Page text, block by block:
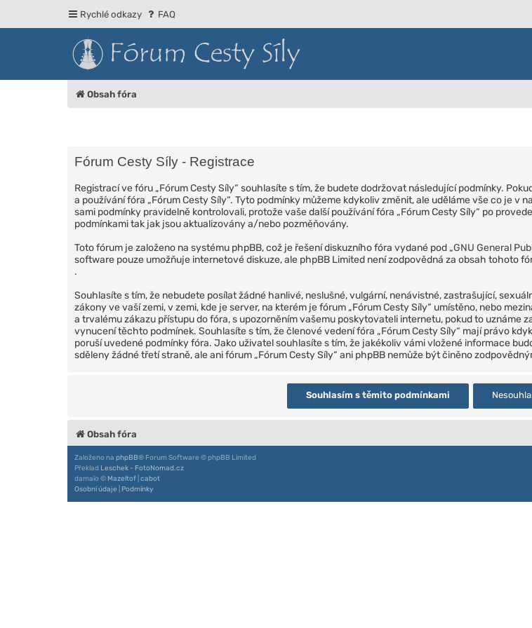
Rychlé odkazy FAQ
Obsah fóra
Fórum Cesty Síly - Registrace
Registrací ve fóru „Fórum Cesty Síly“ souhlasíte s tím, že budete dodržovat následující podmínky.
a používání fóra „Fórum Cesty Síly“. Tyto podmínky můžeme kdykoliv změnit, ale uděláme vše co je
sami podmínky pravidelně kontrolovali, protože vaše další používání fóra „Fórum Cesty Síly“ po
podmínkami tak jak jsou aktualizovány a/nebo pozměňovány.
Toto fórum je založeno na systému phpBB, což je řešení diskuzního fóra vydané pod „GNU General
software pouze umožňuje internetové diskuze, ale phpBB Limited není zodpovědná za obsah tohoto
.
Souhlasíte s tím, že nebudete posílat žádné hanlivé, neslušné, vulgární, nenávistné, zastrašující,
zákony ve vaší zemi, v zemi, kde je server, na kterém je fórum „Fórum Cesty Síly“ umístěno, nebo
a trvalému zákazu přístupu do fóra, s upozorněním vašemu poskytovateli internetu, pokud to
vynucení těchto podmínek. Souhlasíte s tím, že členové vedení fóra „Fórum Cesty Síly“ mají právo
poruší uvedené podmínky fóra. Jako uživatel souhlasíte s tím, že jakékoliv vámi vložené informace
sděleny žádné třetí straně, ale ani fórum „Fórum Cesty Síly“ ani phpBB nemůže být činěno
Obsah fóra
Založeno na phpBB® Forum Software © phpBB Limited
Překlad Leschek - FotoNomad.cz
damaïo © Mazeltof cabot
Osobní údaje
Podmínky